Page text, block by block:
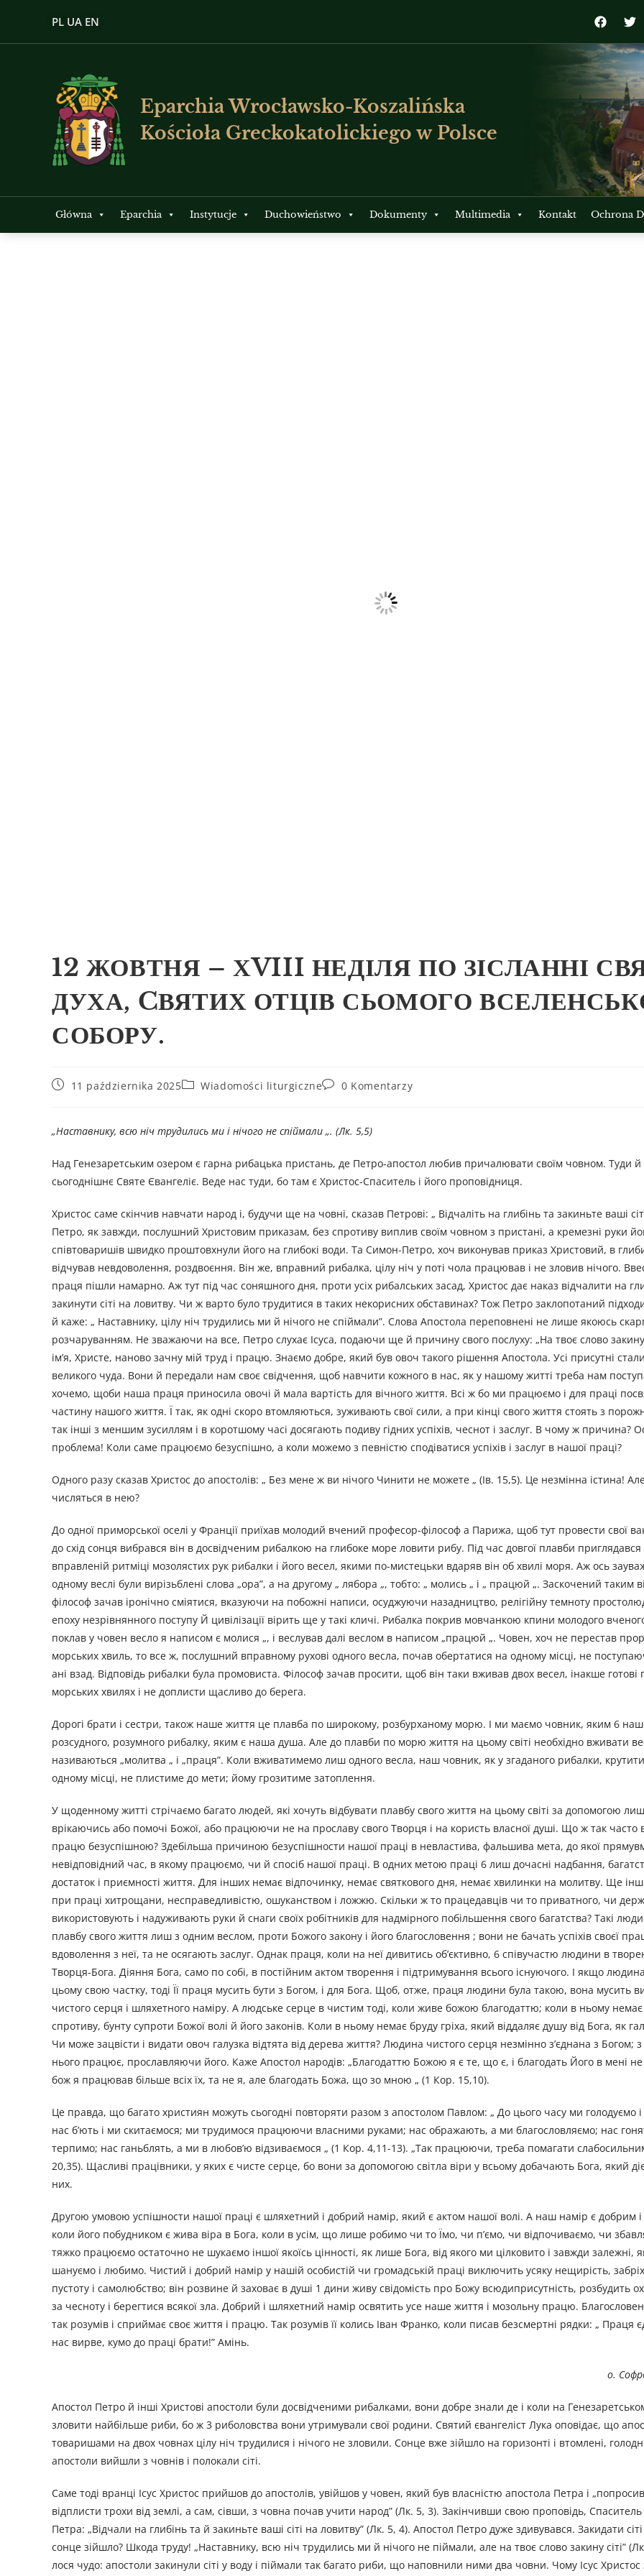
PL UA EN
Eparchia Wrocławsko-Koszalińska
Kościoła Greckokatolickiego w Polsce
Główna Eparchia Instytucje Duchowieństwo Dokumenty Multimedia Kontakt Ochrona
12 ЖОВТНЯ – ХVIII НЕДІЛЯ ПО ЗІСЛАННІ
ДУХА, CВЯТИХ ОТЦІВ СЬОМОГО
СОБОРУ.
11 października 2025 Wiadomości liturgiczne 0 Komentarzy
„Наставнику, всю ніч трудились ми і нічого не спіймали „. (Лк. 5,5)
Над Генезаретським озером є гарна рибацька пристань, де Петро-апостол любив причалювати своїм човном. Туди й
сьогоднішнє Святе Євангеліє. Веде нас туди, бо там є Христос-Спаситель і його проповідниця.
Христос саме скінчив навчати народ і, будучи ще на човні, сказав Петрові: „ Відчаліть на глибінь та закиньте ваші
Петро, як завжди, послушний Христовим приказам, без спротиву виплив своїм човном з пристані, а кремезні руки
співтоваришів швидко проштовхнули його на глибокі води. Та Симон-Петро, хоч виконував приказ Христовий, в
відчував невдоволення, роздвоєння. Він же, вправний рибалка, цілу ніч у поті чола працював і не зловив нічого.
праця пішли намарно. Аж тут під час соняшного дня, проти усіх рибалських засад, Христос дає наказ відчалити на
закинути сіті на ловитву. Чи ж варто було трудитися в таких некорисних обставинах? Тож Петро заклопотаний
й каже: „ Наставнику, цілу ніч трудились ми й нічого не спіймали”. Слова Апостола переповнені не лише якоюсь
розчаруванням. Не зважаючи на все, Петро слухає Ісуса, подаючи ще й причину свого послуху: „На твоє слово закину
ім’я, Христе, наново зачну мій труд і працю. Знаємо добре, який був овоч такого рішення Апостола. Усі присутні
великого чуда. Вони й передали нам своє свідчення, щоб навчити кожного в нас, як у нашому житті треба нам
хочемо, щоби наша праця приносила овочі й мала вартість для вічного життя. Всі ж бо ми працюємо і для праці
частину нашого життя. Ї так, як одні скоро втомляються, зуживають свої сили, а при кінці свого життя стоять з
так інші з меншим зусиллям і в коротшому часі досягають подиву гідних успіхів, чеснот і заслуг. В чому ж причина?
проблема! Коли саме працюємо безуспішно, а коли можемо з певністю сподіватися успіхів і заслуг в нашої праці?
Одного разу сказав Христос до апостолів: „ Без мене ж ви нічого Чинити не можете „ (Ів. 15,5). Це незмінна істина!
числяться в нею?
До одної приморської оселі у Франції приїхав молодий вчений професор-філософ а Парижа, щоб тут провести свої
до схід сонця вибрався він в досвідченим рибалкою на глибоке море ловити рибу. Під час довгої плавби приглядався
вправленій ритміці мозолястих рук рибалки і його весел, якими по-мистецьки вдаряв він об хвилі моря. Аж ось
одному веслі були вирізьблені слова „ора”, а на другому „ лябора „, тобто: „ молись „ і „ працюй „. Заскочений таким
філософ зачав іронічно сміятися, вказуючи на побожні написи, осуджуючи назадництво, релігійну темноту
епоху незрівнянного поступу Й цивілізації вірить ще у такі кличі. Рибалка покрив мовчанкою кпини молодого
поклав у човен весло я написом є молися „, і веслував далі веслом в написом „працюй „. Човен, хоч не перестав
морських хвиль, то все ж, послушний вправному рухові одного весла, почав обертатися на одному місці, не
ані взад. Відповідь рибалки була промовиста. Філософ зачав просити, щоб він таки вживав двох весел, інакше готові
морських хвилях і не доплисти щасливо до берега.
Дорогі брати і сестри, також наше життя це плавба по широкому, розбурханому морю. І ми маємо човник, яким 6
розсудного, розумного рибалку, яким є наша душа. Але до плавби по морю життя на цьому світі необхідно вживати
називаються „молитва „ і „праця”. Коли вживатимемо лиш одного весла, наш човник, як у згаданого рибалки,
одному місці, не плистиме до мети; йому грозитиме затоплення.
У щоденному житті стрічаємо багато людей, які хочуть відбувати плавбу свого життя на цьому світі за допомогою
врікаючись або помочі Божої, або працюючи не на прославу свого Творця і на користь власної душі. Що ж так
працю безуспішною? Здебільша причиною безуспішности нашої праці в невластива, фальшива мета, до якої
невідповідний час, в якому працюємо, чи й спосіб нашої праці. В одних метою праці 6 лиш дочасні надбання,
достаток і приємності життя. Для інших немає відпочинку, немає святкового дня, немає хвилинки на молитву. Ще
при праці хитрощани, несправедливістю, ошуканством і ложжю. Скільки ж то працедавців чи то приватного, чи
використовують і надуживають руки й снаги своїх робітників для надмірного побільшення свого багатства? Такі
плавбу свого життя лиш з одним веслом, проти Божого закону і його благословення ; вони не бачать успіхів своєї
вдоволення з неї, та не осягають заслуг. Однак праця, коли на неї дивитись об’єктивно, 6 співучастю людини в
Творця-Бога. Діяння Бога, само по собі, в постійним актом творення і підтримування всього існуючого. І якщо
цьому свою частку, тоді Її праця мусить бути з Богом, і для Бога. Щоб, отже, праця людини була такою, вона мусить
чистого серця і шляхетного наміру. А людське серце в чистим тоді, коли живе божою благодаттю; коли в ньому немає
спротиву, бунту супроти Божої волі й його законів. Коли в ньому немає бруду гріха, який віддаляє душу від Бога, як
Чи може зацвісти і видати овоч галузка відтята від дерева життя? Людина чистого серця незмінно з’єднана з Богом;
нього працює, прославляючи його. Каже Апостол народів: „Благодаттю Божою я є те, що є, і благодать Його в мені
бож я працював більше всіх їх, та не я, але благодать Божа, що зо мною „ (1 Кор. 15,10).
Це правда, що багато християн можуть сьогодні повторяти разом з апостолом Павлом: „ До цього часу ми голодуємо і
нас б’ють і ми скитаємося; ми трудимося працюючи власними руками; нас ображають, а ми благословляємо; нас
терпимо; нас ганьблять, а ми в любов’ю відзиваємося „ (1 Кор. 4,11-13). „Так працюючи, треба помагати
20,35). Щасливі працівники, у яких є чисте серце, бо вони за допомогою світла віри у всьому добачають Бога, який
них.
Другою умовою успішности нашої праці є шляхетний і добрий намір, який є актом нашої волі. А наш намір є добрим і
коли його побудником є жива віра в Бога, коли в усім, що лише робимо чи то Їмо, чи п’ємо, чи відпочиваємо, чи
тяжко працюємо остаточно не шукаємо іншої якоїсь цінності, як лише Бога, від якого ми цілковито і завжди залежні,
шануємо і любимо. Чистий і добрий намір у нашій особистій чи громадській праці виключить усяку нещирість,
пустоту і самолюбство; він розвине й заховає в душі 1 дини живу свідомість про Божу всюдиприсутність, розбудить
за чесноту і берегтися всякої зла. Добрий і шляхетний намір освятить усе наше життя і мозольну працю.
так розумів і сприймає своє життя і працю. Так розумів її колись Іван Франко, коли писав безсмертні рядки: „ Праця
нас вирве, кумо до праці брати!” Амінь.
о.
Апостол Петро й інші Христові апостоли були досвідченими рибалками, вони добре знали де і коли на
зловити найбільше риби, бо ж 3 риболовства вони утримували свої родини. Святий євангеліст Лука оповідає, що
товаришами на двох човнах цілу ніч трудилися і нічого не зловили. Сонце вже зійшло на горизонті і втомлені,
апостоли вийшли з човнів і полокали сіті.
Саме тоді вранці Ісус Христос прийшов до апостолів, увійшов у човен, який був власністю апостола Петра і
відплисти трохи від землі, а сам, сівши, з човна почав учити народ” (Лк. 5, 3). Закінчивши свою проповідь,
Петра: „Відчали на глибінь та й закиньте ваші сіті на ловитву” (Лк. 5, 4). Апостол Петро дуже здивувався. Закидати
сонце зійшло? Шкода труду! „Наставнику, всю ніч трудились ми й нічого не піймали, але на твоє слово закину сіті”
лося чудо: апостоли закинули сіті у воду і піймали так багато риби, що наповнили ними два човни. Чому Ісус